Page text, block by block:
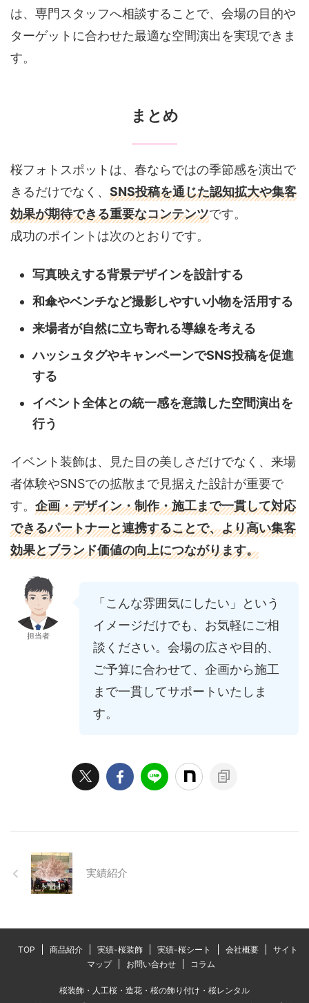
は、専門スタッフへ相談することで、会場の目的や
ターゲットに合わせた最適な空間演出を実現できま
す。
まとめ
桜フォトスポットは、春ならではの季節感を演出で
きるだけでなく、 SNS投稿を通じた認知拡大や集客
効果が期待できる重要なコンテンツです。
成功のポイントは次のとおりです。
写真映えする背景デザインを設計する
和傘やベンチなど撮影しやすい小物を活用する
来場者が自然に立ち寄れる導線を考える
ハッシュタグやキャンペーンでSNS投稿を促進
する
イベント全体との統一感を意識した空間演出を
行う
イベント装飾は、見た目の美しさだけでなく、来場
者体験やSNSでの拡散まで見据えた設計が重要で
す。 企画・デザイン・制作・施工まで一貫して対応
できるパートナーと連携することで、より高い集客
効果とブランド価値の向上につながります。
担当者
「こんな雰囲気にしたい」という
イメージだけでも、お気軽にご相
談ください。会場の広さや目的、
ご予算に合わせて、企画から施工
まで一貫してサポートいたしま
す。
実績紹介
TOP 商品紹介 実績-桜装飾 実績-桜シート 会社概要
サイト
マップ
お問い合わせ コラム
桜装飾・人工桜・造花・桜の飾り付け・桜レンタル